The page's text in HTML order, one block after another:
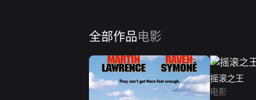
全部作品电影
摇滚之王
电影